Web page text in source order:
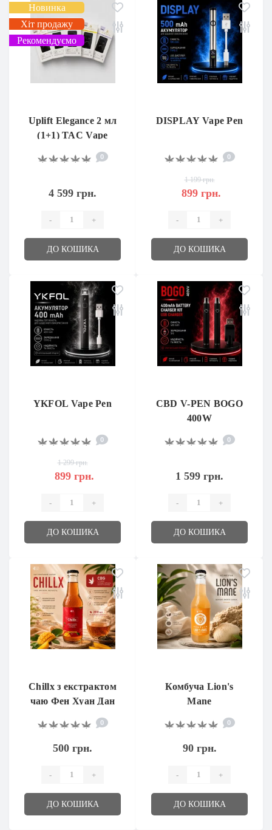
Новинка
Хіт продажу
Рекомендуємо
Uplift Elegance 2 мл
(1+1) TAC Vape
0
4 599 грн.
- +
ДО КОШИКА
DISPLAY Vape Pen
0
1 199 грн.
899 грн.
- +
ДО КОШИКА
YKFOL Vape Pen
0
1 299 грн.
899 грн.
- +
ДО КОШИКА
CBD V-PEN BOGO
400W
0
1 599 грн.
- +
ДО КОШИКА
Chillx з екстрактом
чаю Фен Хуан Дан
Цун та CBG
0
500 грн.
- +
ДО КОШИКА
Комбуча Lion's
Mane
0
90 грн.
- +
ДО КОШИКА